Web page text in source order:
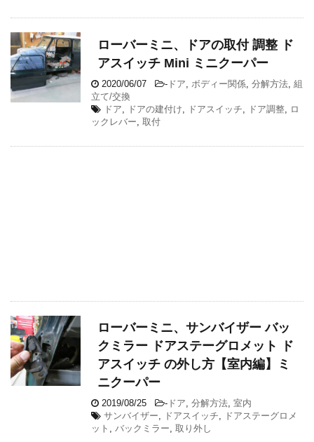
ローバーミニ、ドアの取付 調整 ド
アスイッチ Mini ミニクーパー
2020/06/07 - ドア ボディー関係 分解方法 組
立て/交換
ドア
ドアの建付け ドアスイッチ ドア調整
ロ
ックレバー 取付
ローバーミニ、サンバイザー バッ
クミラー ドアステーグロメット ド
アスイッチ の外し方【室内編】ミ
ニクーパー
2019/08/25 - ドア, 分解方法, 室内
サンバイザー, ドアスイッチ, ドアステーグロメ
ット , バックミラー, 取り外し